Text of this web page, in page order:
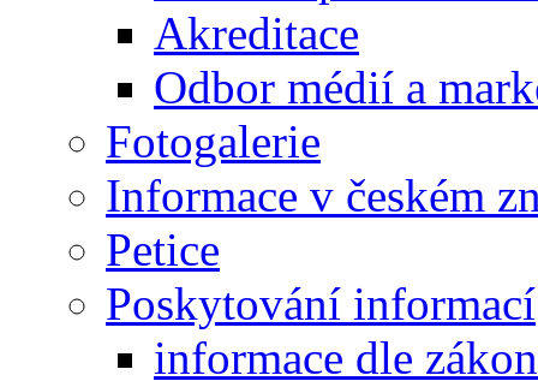
Akreditace
Odbor médií a
Fotogalerie
Informace v českém
Petice
Poskytování informací
informace dle